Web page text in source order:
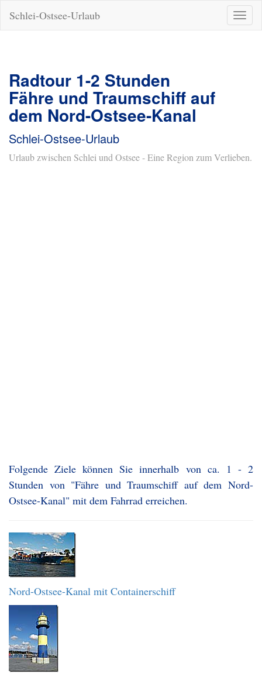
ein-/
Schlei-Ostsee-Urlaub
Radtour 1-2 Stunden
Fähre und Traumschiff auf
dem Nord-Ostsee-Kanal
Schlei-Ostsee-Urlaub
Urlaub zwischen Schlei und Ostsee - Eine Region zum Verlieben.
Folgende Ziele können Sie innerhalb von ca. 1 - 2
Stunden von "Fähre und Traumschiff auf dem Nord-
Ostsee-Kanal" mit dem Fahrrad erreichen.
Nord-Ostsee-Kanal mit Containerschiff